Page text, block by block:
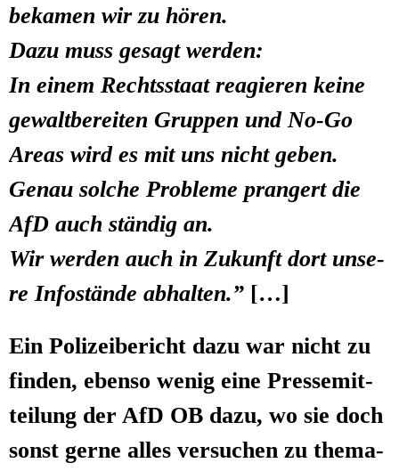
beka­men wir zu hören.
Dazu muss gesagt werden:
In einem Rechts­staat reagie­ren kei­ne
gewalt­be­rei­ten Grup­pen und No-Go
Are­as wird es mit uns nicht geben.
Genau sol­che Pro­ble­me pran­gert die
AfD auch stän­dig an.
Wir wer­den auch in Zukunft dort unse­
re Info­stän­de abhal­ten.” […]
Ein Poli­zei­be­richt dazu war nicht zu
fin­den, eben­so wenig eine Pres­se­mit­
tei­lung der AfD OB dazu, wo sie doch
sonst ger­ne alles ver­su­chen zu the­ma­